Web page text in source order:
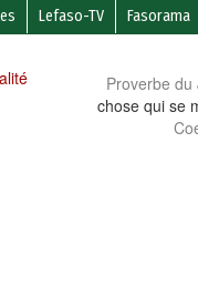
Lefaso-TV Fasorama
Proverbe du
chose qui se